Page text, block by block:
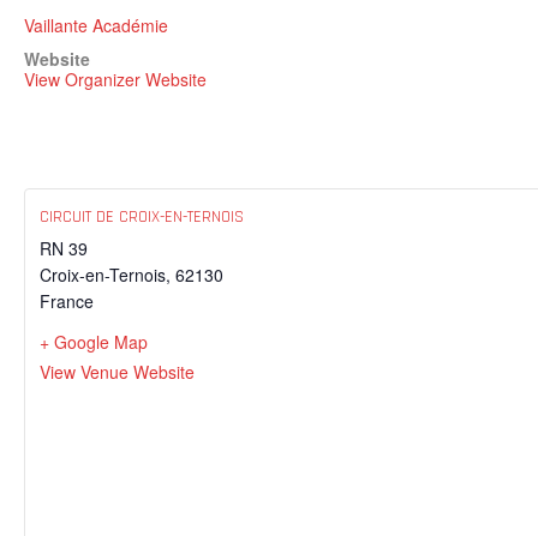
Vaillante Académie
Website
View Organizer Website
CIRCUIT DE CROIX-EN-TERNOIS
RN 39
Croix-en-Ternois, 62130
France
+ Google Map
View Venue Website